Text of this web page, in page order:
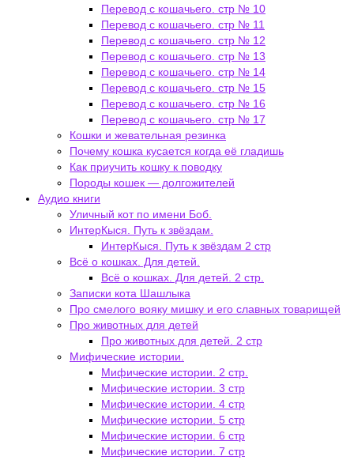
Перевод с кошачьего. стр № 10
Перевод с кошачьего. стр № 11
Перевод с кошачьего. стр № 12
Перевод с кошачьего. стр № 13
Перевод с кошачьего. стр № 14
Перевод с кошачьего. стр № 15
Перевод с кошачьего. стр № 16
Перевод с кошачьего. стр № 17
Кошки и жевательная резинка
Почему кошка кусается когда её гладишь
Как приучить кошку к поводку
Породы кошек — долгожителей
Аудио книги
Уличный кот по имени Боб.
ИнтерКыся. Путь к звёздам.
ИнтерКыся. Путь к звёздам 2 стр
Всё о кошках. Для детей.
Всё о кошках. Для детей. 2 стр.
Записки кота Шашлыка
Про смелого вояку мишку и его славных товарищей
Про животных для детей
Про животных для детей. 2 стр
Мифические истории.
Мифические истории. 2 стр.
Мифические истории. 3 стр
Мифические истории. 4 стр
Мифические истории. 5 стр
Мифические истории. 6 стр
Мифические истории. 7 стр